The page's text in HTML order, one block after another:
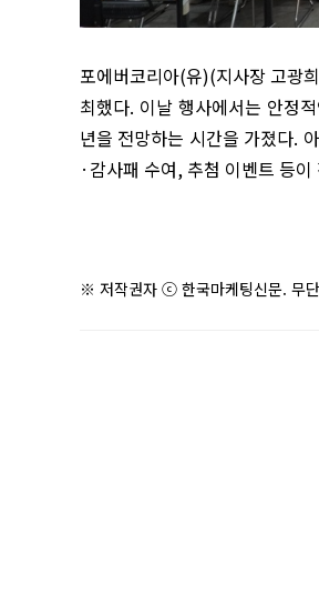
포에버코리아(유)(지사장 고광
최했다. 이날 행사에서는 안정
년을 전망하는 시간을 가졌다.
· 감사패 수여, 추첨 이벤트 등이
※ 저작권자 ⓒ 한국마케팅신문. 무